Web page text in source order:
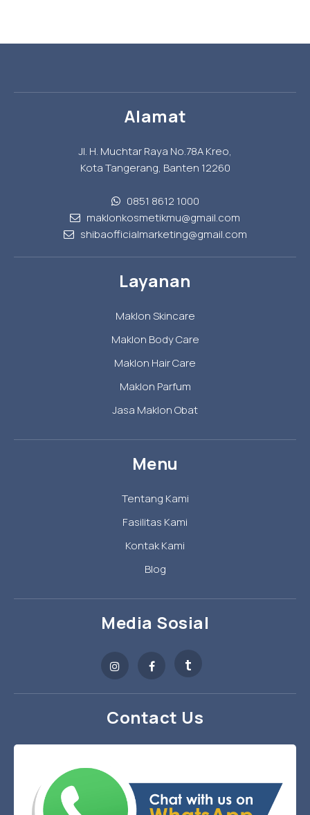
Alamat
Jl. H. Muchtar Raya No.78A Kreo,
Kota Tangerang, Banten 12260
0851 8612 1000
maklonkosmetikmu@gmail.com
shibaofficialmarketing@gmail.com
Layanan
Maklon Skincare
Maklon Body Care
Maklon Hair Care
Maklon Parfum
Jasa Maklon Obat
Menu
Tentang Kami
Fasilitas Kami
Kontak Kami
Blog
Media Sosial
t
Contact Us